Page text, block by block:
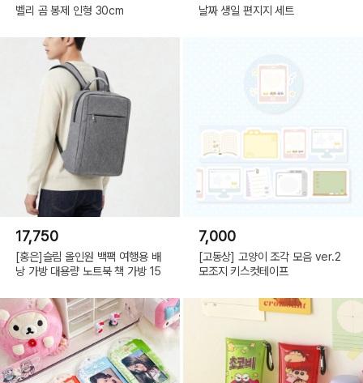
벨리 곰 봉제 인형 30cm 날짜 생일 편지지 세트
17,750
[홍은]슬림 올인원 백팩 여행용 배
낭 가방 대용량 노트북 책 가방 15
7,000
[고동상] 고양이 조각 모음 ver.2
모조지 키스컷테이프